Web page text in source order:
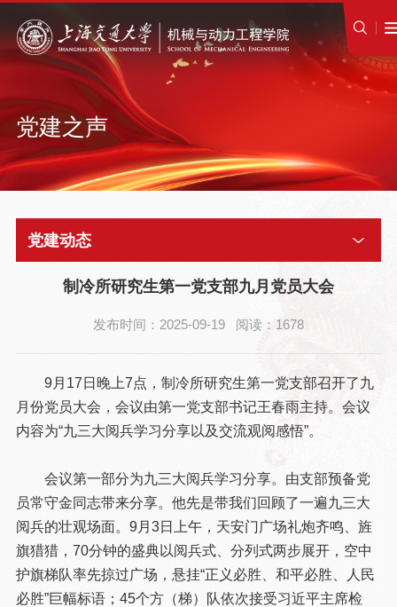
党建之声
党建动态
制冷所研究生第一党支部九月党员大会
发布时间：2025-09-19 阅读：1678
9月17日晚上7点，制冷所研究生第一党支部召开了九
月份党员大会，会议由第一党支部书记王春雨主持。会议
内容为“九三大阅兵学习分享以及交流观阅感悟”。
会议第一部分为九三大阅兵学习分享。由支部预备党
员常守金同志带来分享。他先是带我们回顾了一遍九三大
阅兵的壮观场面。9月3日上午，天安门广场礼炮齐鸣、旌
旗猎猎，70分钟的盛典以阅兵式、分列式两步展开，空中
护旗梯队率先掠过广场，悬挂“正义必胜、和平必胜、人民
必胜”巨幅标语；45个方（梯）队依次接受习近平主席检